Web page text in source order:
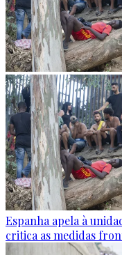
Espanha apela à
critica as medidas